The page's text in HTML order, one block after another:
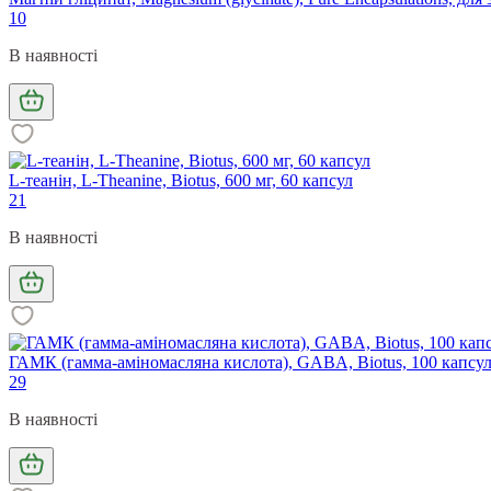
10
В наявності
L-теанін, L-Theanine, Biotus, 600 мг, 60 капсул
21
В наявності
ГАМК (гамма-аміномасляна кислота), GABA, Biotus, 100 капсул
29
В наявності